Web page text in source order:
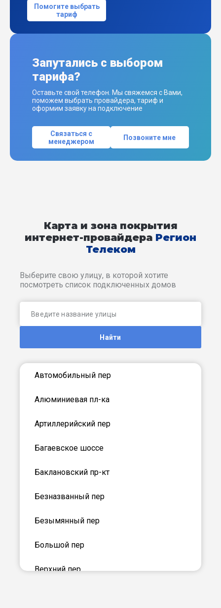
Помогите выбрать
тариф
Запутались с выбором
тарифа?
Оставьте свой телефон. Мы свяжемся с Вами,
поможем выбрать провайдера, тариф и
оформим заявку на подключение
Связаться с
менеджером
Позвоните мне
Карта и зона покрытия
интернет-провайдера Регион
Телеком
Выберите свою улицу, в которой хотите
посмотреть список подключенных домов
Найти
Автомобильный пер
Алюминиевая пл-ка
Артиллерийский пер
Багаевское шоссе
Баклановский пр-кт
Безназванный пер
Безымянный пер
Большой пер
Верхний пер